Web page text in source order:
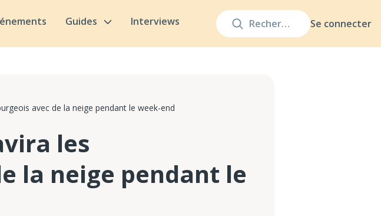
Se connecter
Guides Interviews
avec de la neige pendant le week-end
les
la neige pendant le